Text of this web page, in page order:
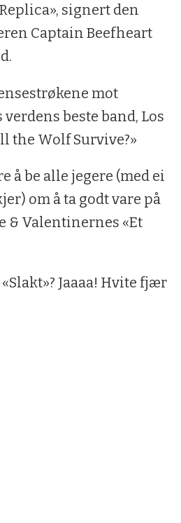
signert den
Captain Beefheart
mot
beste band, Los
the Wolf Survive?»
å be alle jegere (med ei
om å ta godt vare på
& Valentinernes «Et
Jaaaa! Hvite fjær